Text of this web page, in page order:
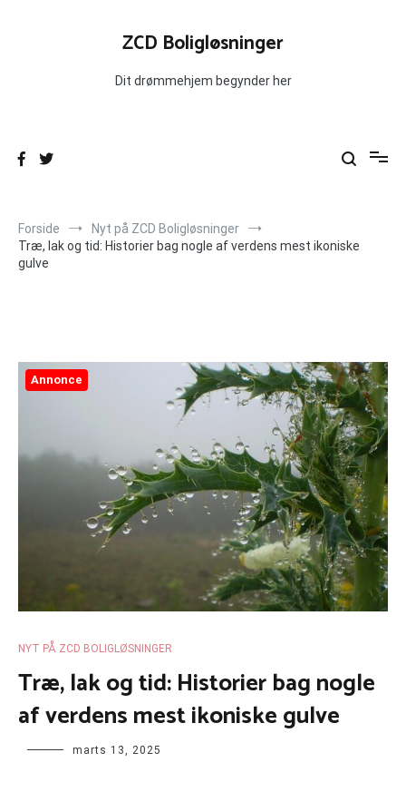
ZCD Boligløsninger
Dit drømmehjem begynder her
Forside
Nyt på ZCD Boligløsninger
Træ, lak og tid: Historier bag nogle af verdens mest ikoniske
gulve
Annonce
NYT PÅ ZCD BOLIGLØSNINGER
Træ, lak og tid: Historier bag nogle
af verdens mest ikoniske gulve
marts 13, 2025